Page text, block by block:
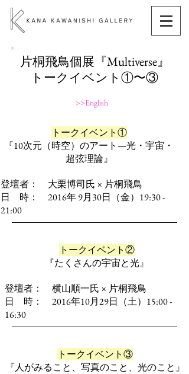
片桐飛鳥個展『Multiverse』
トークイベント①〜③
>>English
トークイベント①
『10次元（時空）のアート—光・宇宙・
超弦理論』
登壇者： 大栗博司氏 × 片桐飛鳥
日 時： 2016年 9月30日（金） 19:30 -
21:00
トークイベント②
『たくさんの宇宙と光』
登壇者： 横山順一氏 × 片桐飛鳥
日 時： 2016年10月29日（土） 15:00 -
16:30
トークイベント③
『人がみること、写真のこと、光のこと』